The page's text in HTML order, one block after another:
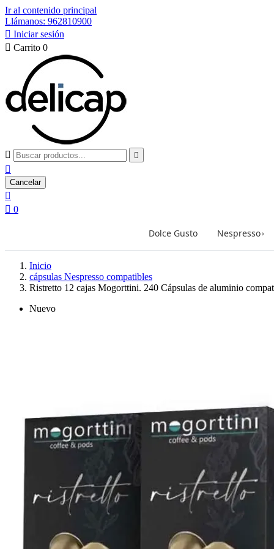
Ir al contenido principal
Llámanos: 962810900
 Iniciar sesión
 Carrito 0
 

Cancelar

 0
Dolce Gusto Nespresso›
Inicio
cápsulas Nespresso compatibles
Ristretto 12 cajas Mogorttini. 240 Cápsulas de aluminio
Nuevo